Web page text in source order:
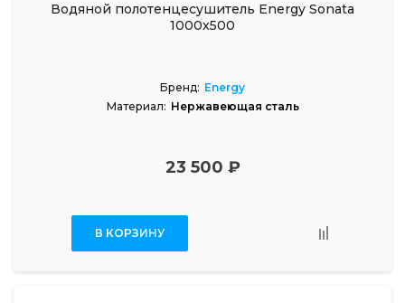
Водяной полотенцесушитель Energy Sonata
1000х500
Бренд: Energy
Материал: Нержавеющая сталь
23 500 ₽
В КОРЗИНУ